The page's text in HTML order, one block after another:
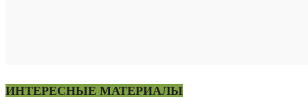
ИНТЕРЕСНЫЕ МАТЕРИАЛЫ